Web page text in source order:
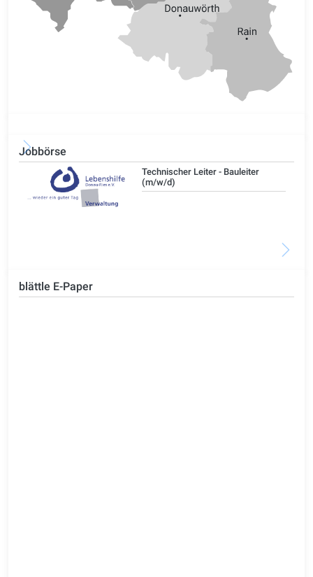
Jobbörse
Technischer Leiter - Bauleiter
(m/w/d)
blättle E-Paper